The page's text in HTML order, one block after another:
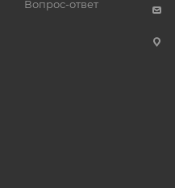
Вопрос-ответ